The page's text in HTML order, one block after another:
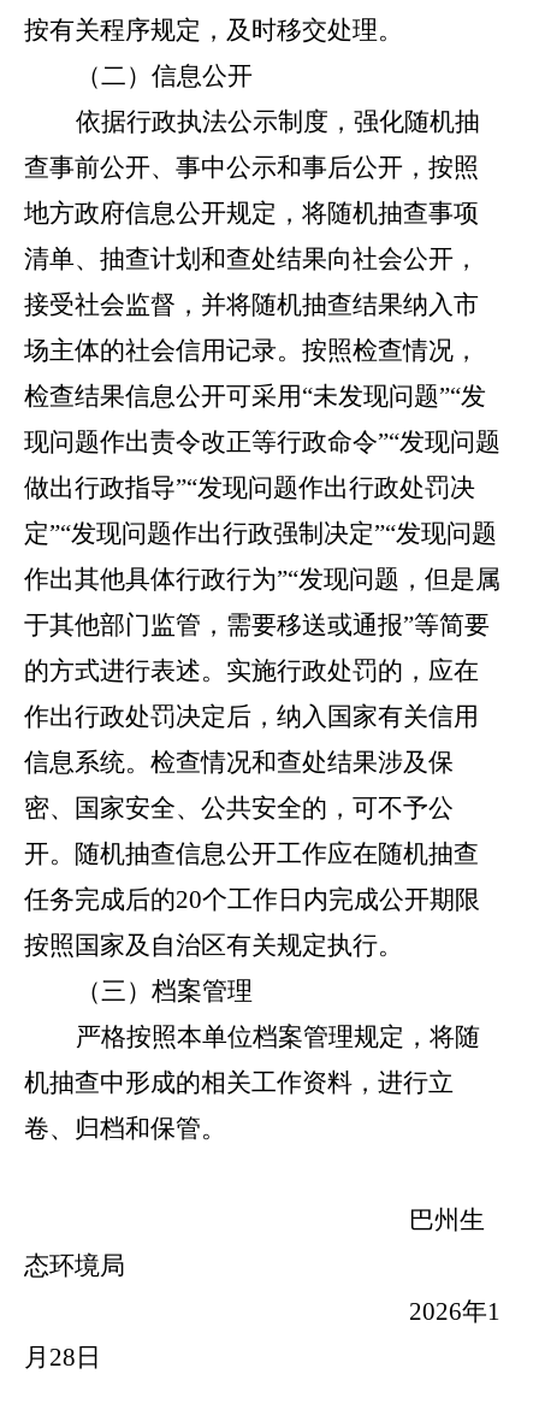
按有关程序规定，及时移交处理。
（二）信息公开
依据行政执法公示制度，强化随机抽
查事前公开、事中公示和事后公开，按照
地方政府信息公开规定，将随机抽查事项
清单、抽查计划和查处结果向社会公开，
接受社会监督，并将随机抽查结果纳入市
场主体的社会信用记录。按照检查情况，
检查结果信息公开可采用“未发现问题”“发
现问题作出责令改正等行政命令”“发现问题
做出行政指导”“发现问题作出行政处罚决
定”“发现问题作出行政强制决定”“发现问题
作出其他具体行政行为”“发现问题，但是属
于其他部门监管，需要移送或通报”等简要
的方式进行表述。实施行政处罚的，应在
作出行政处罚决定后，纳入国家有关信用
信息系统。检查情况和查处结果涉及保
密、
国家安全、公共安全的，可不予公
开。随机抽查信息公开工作应在随机抽查
任务完成后的20个工作日内完成公开期限
按照国家及自治区有关规定执行。
（三）档案管理
严格按照本单位档案管理规定，将随
机抽查中形成的相关工作资料，进行立
卷、归档和保管。
巴州生
态环境局
2026年1
月 28 日